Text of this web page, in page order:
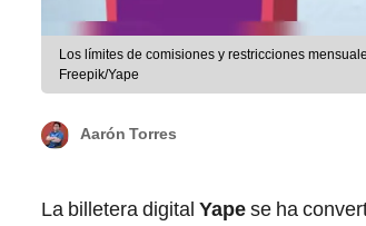
Los límites de comisiones y restricciones
Freepik/Yape
Aarón Torres
La billetera digital Yapese ha